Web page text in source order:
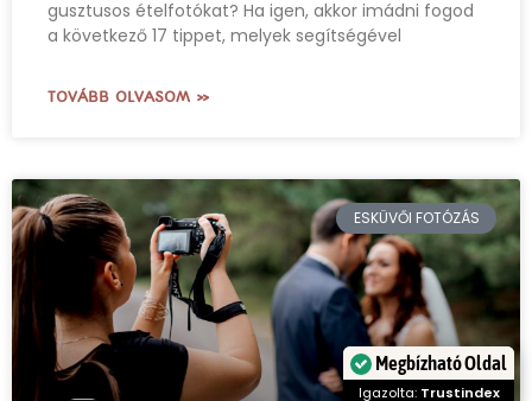
gusztusos ételfotókat? Ha igen, akkor imádni fogod
a következő 17 tippet, melyek segítségével
TOVÁBB OLVASOM »
ESKÜVŐI FOTÓZÁS
Megbízható Oldal
Igazolta: Trustindex